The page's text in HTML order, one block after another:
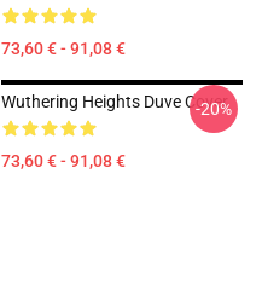
73,60 € - 91,08 €
Wuthering Heights Duve Cover
73,60 € - 91,08 €
-20%